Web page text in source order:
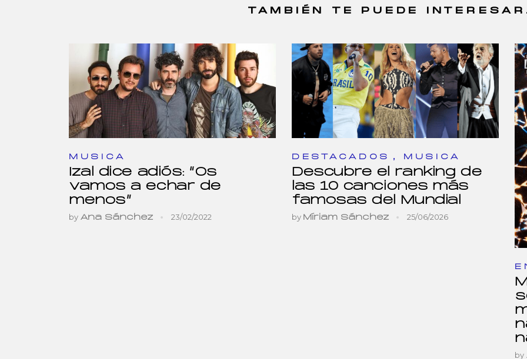
TAMBIÉN TE PUEDE
MUSICA
Izal dice adiós: “Os
vamos a echar de
menos”
by Ana Sánchez 23/02/2022
DESTACADOS , MUSICA
Descubre el ranking de
las 10 canciones más
famosas del Mundial
by Míriam Sánchez 25/06/2026
by